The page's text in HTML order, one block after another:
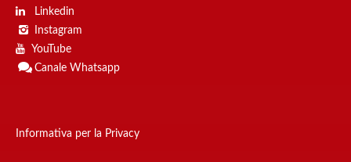
Linkedin
Instagram
YouTube
Canale Whatsapp
Informativa per la Privacy